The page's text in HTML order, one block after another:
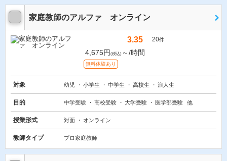
家庭教師のアルファ オンライン
3.35 20件
4,675円 (税込) ～/時間
無料体験あり
対象 幼児 小学生 中学生 高校生 浪人生
目的 中学受験 高校受験 大学受験 医学部受験 他
授業形式 対面 オンライン
教師タイプ プロ家庭教師